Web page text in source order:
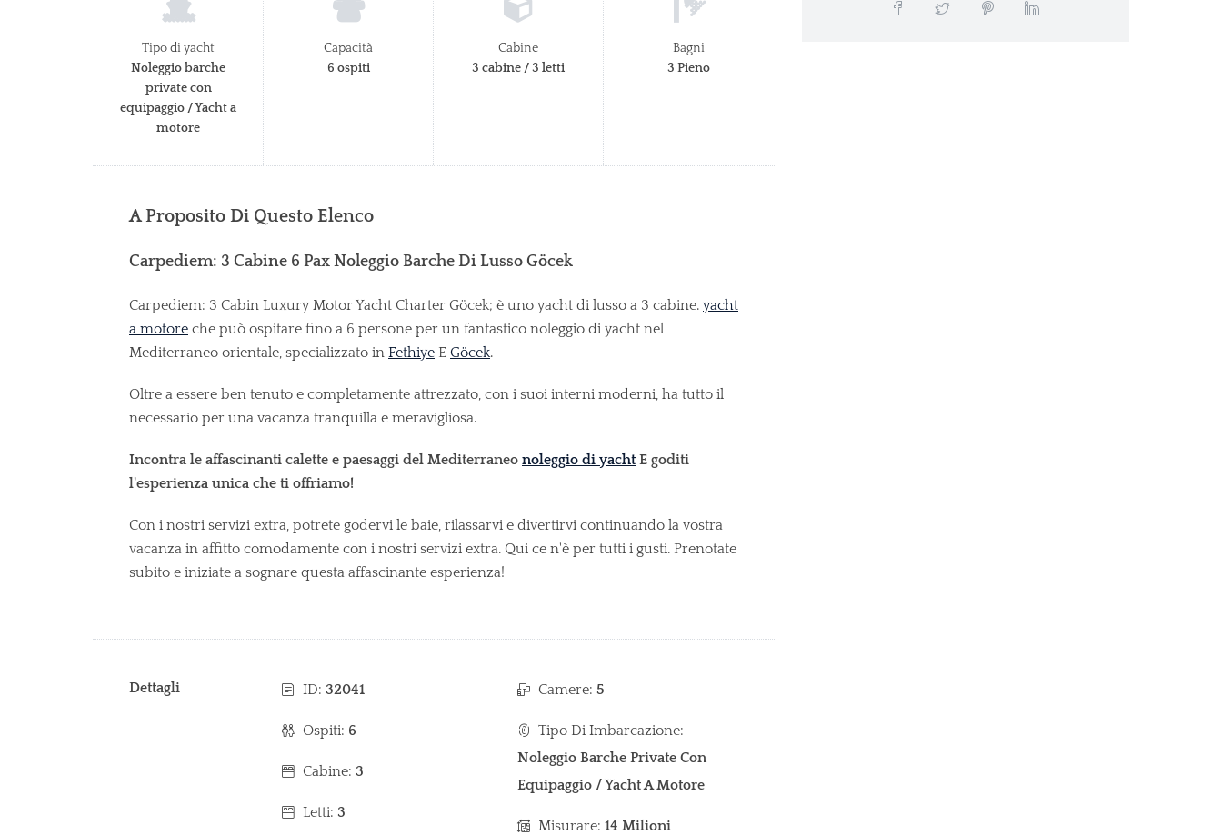
Tipo di yacht
Noleggio barche
private con
equipaggio / Yacht a
motore
Capacità
6 ospiti
Cabine
3 cabine / 3 letti
Bagni
3 Pieno
A Proposito Di Questo Elenco
Carpediem: 3 Cabine 6 Pax Noleggio Barche Di Lusso Göcek
Carpediem: 3 Cabin Luxury Motor Yacht Charter Göcek; è uno yacht di lusso a 3 cabine. yacht
a motore che può ospitare fino a 6 persone per un fantastico noleggio di yacht nel
Mediterraneo orientale, specializzato in Fethiye E Göcek.
Oltre a essere ben tenuto e completamente attrezzato, con i suoi interni moderni, ha tutto il
necessario per una vacanza tranquilla e meravigliosa.
Incontra le affascinanti calette e paesaggi del Mediterraneo noleggio di yacht E goditi
l'esperienza unica che ti offriamo!
Con i nostri servizi extra, potrete godervi le baie, rilassarvi e divertirvi continuando la vostra
vacanza in affitto comodamente con i nostri servizi extra. Qui ce n'è per tutti i gusti. Prenotate
subito e iniziate a sognare questa affascinante esperienza!
Dettagli ID: 32041
Ospiti: 6
Cabine: 3
Letti: 3
Camere: 5
Tipo Di Imbarcazione:
Noleggio Barche Private Con
Equipaggio / Yacht A Motore
Misurare: 14 Milioni